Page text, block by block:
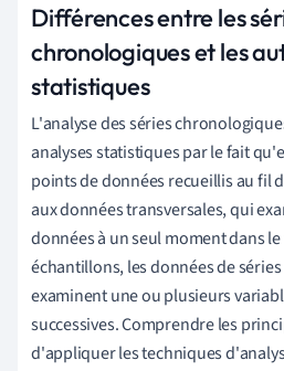
Différences entre les
chronologiques et les
statistiques
L'analyse des séries
analyses statistiques par le fait
points de données recueillis au fil
aux données transversales, qui
données à un seul moment dans
échantillons, les données de
examinent une ou plusieurs
successives. Comprendre les
d'appliquer les techniques